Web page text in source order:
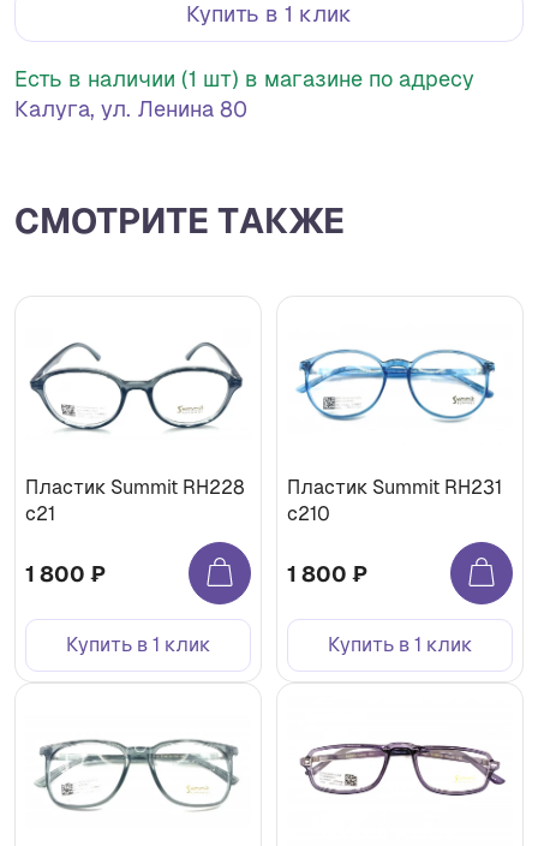
Купить в 1 клик
Есть в наличии (1 шт) в магазине по адресу
Калуга, ул. Ленина 80
СМОТРИТЕ ТАКЖЕ
Пластик Summit RH228
c21
1 800 ₽
Купить в 1 клик
Пластик Summit RH231
c210
1 800 ₽
Купить в 1 клик